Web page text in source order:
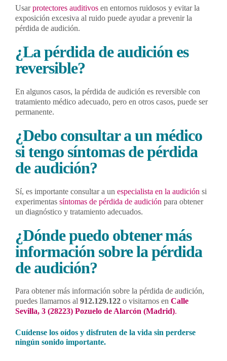
Usarprotectores auditivos en entornos ruidosos y evitar la
exposición excesiva al ruido puede ayudar a prevenir la
pérdida de audición.
¿La pérdida de audición es
reversible?
En algunos casos, la pérdida de audición es reversible con
tratamiento médico adecuado, pero en otros casos, puede ser
permanente.
¿Debo consultar a un médico
si tengo síntomas de pérdida
de audición?
Sí, es importante consultar a un especialista en la audición si
experimentas síntomas de pérdida de audición para obtener
un diagnóstico y tratamiento adecuados.
¿Dónde puedo obtener más
información sobre la pérdida
de audición?
Para obtener más información sobre la pérdida de audición,
puedes llamarnos al 912.129.122 o visitarnos en Calle
Sevilla, 3 (28223) Pozuelo de Alarcón (Madrid).
Cuídense los oídos y disfruten de la vida sin perderse
ningún sonido importante.